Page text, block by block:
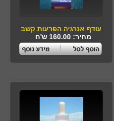
עודף אנרגיה הפרעות קשב
מחיר: 160.00 ש'ח